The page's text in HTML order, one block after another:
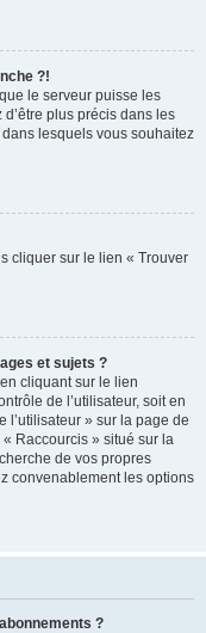
?!
le serveur puisse les
plus précis dans les
lesquels vous souhaitez
cliquer sur le lien « Trouver
et sujets ?
cliquant sur le lien
de l’utilisateur, soit en
l’utilisateur » sur la page de
Raccourcis » situé sur la
de vos propres
convenablement les options
?